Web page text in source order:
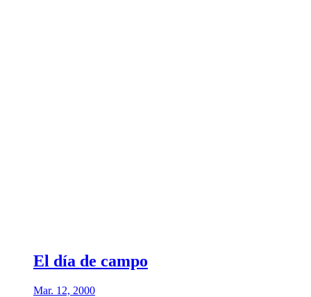
El día de campo
Mar. 12, 2000